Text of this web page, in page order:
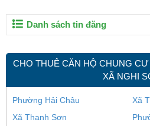
Danh sách tin đăng
CHO THUÊ CĂN HỘ CHUNG
XÃ NGHI
Phường Hải Châu
Xã
Xã Thanh Sơn